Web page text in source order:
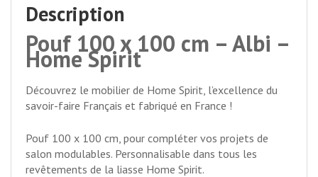
Description
Pouf 100 x 100 cm – Albi –
Home Spirit
Découvrez le mobilier de Home Spirit, l’excellence du
savoir-faire Français et fabriqué en France !
Pouf 100 x 100 cm, pour compléter vos projets de
salon modulables. Personnalisable dans tous les
revêtements de la liasse Home Spirit.